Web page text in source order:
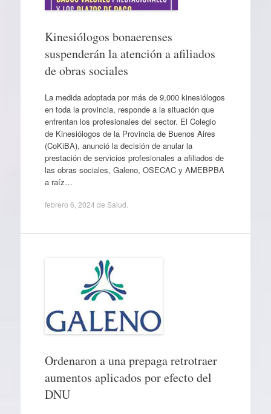
Kinesiólogos bonaerenses
suspenderán la atención a afiliados
de obras sociales
La medida adoptada por más de 9,000 kinesiólogos
en toda la provincia, responde a la situación que
enfrentan los profesionales del sector. El Colegio
de Kinesiólogos de la Provincia de Buenos Aires
(CoKiBA), anunció la decisión de anular la
prestación de servicios profesionales a afiliados de
las obras sociales, Galeno, OSECAC y AMEBPBA
a raíz…
febrero 6, 2024 de Salud
Ordenaron a una prepaga retrotraer
aumentos aplicados por efecto del
DNU